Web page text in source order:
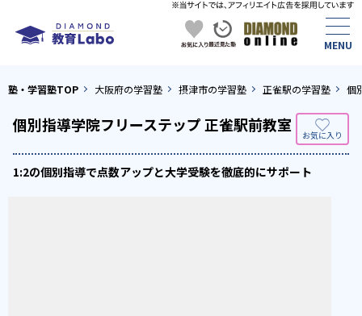
塾・学習塾TOP 大阪府の学習塾 摂津市の学習塾 正雀駅の学習塾 個
個別指導学院フリーステップ 正雀駅前教室
1:2の個別指導で点数アップと大学受験を徹底的にサポート